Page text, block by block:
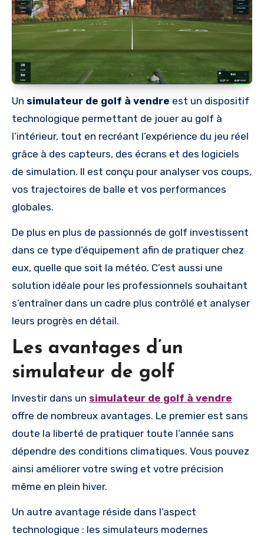
Un simulateur de golf à vendre est un dispositif
technologique permettant de jouer au golf à
l’intérieur, tout en recréant l’expérience du jeu réel
grâce à des capteurs, des écrans et des logiciels
de simulation. Il est conçu pour analyser vos coups,
vos trajectoires de balle et vos performances
globales.
De plus en plus de passionnés de golf investissent
dans ce type d’équipement afin de pratiquer chez
eux, quelle que soit la météo. C’est aussi une
solution idéale pour les professionnels souhaitant
s’entraîner dans un cadre plus contrôlé et analyser
leurs progrès en détail.
Les avantages d’un
simulateur de golf
Investir dans un simulateur de golf à vendre
offre de nombreux avantages. Le premier est sans
doute la liberté de pratiquer toute l’année sans
dépendre des conditions climatiques. Vous pouvez
ainsi améliorer votre swing et votre précision
même en plein hiver.
Un autre avantage réside dans l’aspect
technologique : les simulateurs modernes